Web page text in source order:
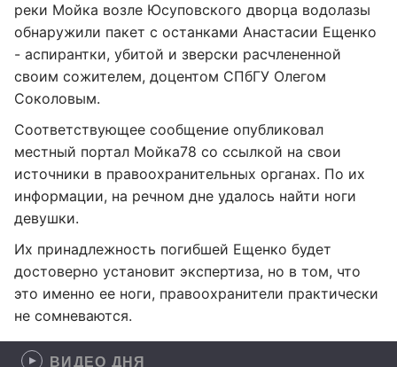
реки Мойка возле Юсуповского дворца водолазы
обнаружили пакет с останками Анастасии Ещенко
- аспирантки, убитой и зверски расчлененной
своим сожителем, доцентом СПбГУ Олегом
Соколовым.
Соответствующее сообщение опубликовал
местный портал Мойка78 со ссылкой на свои
источники в правоохранительных органах. По их
информации, на речном дне удалось найти ноги
девушки.
Их принадлежность погибшей Ещенко будет
достоверно установит экспертиза, но в том, что
это именно ее ноги, правоохранители практически
не сомневаются.
ВИДЕО ДНЯ